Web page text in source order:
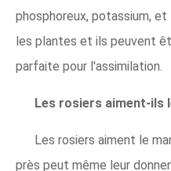
phosphoreux, potassium,
les plantes et ils peuvent
parfaite pour l'assimilation.
Les rosiers aiment-ils
Les rosiers aiment le
près peut même leur